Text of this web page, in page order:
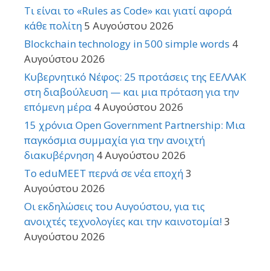
Τι είναι το «Rules as Code» και γιατί αφορά
κάθε πολίτη5 Αυγούστου 2026
Blockchain technology in 500 simple words 4
Αυγούστου 2026
Κυβερνητικό Νέφος: 25 προτάσεις της ΕΕΛΛΑΚ
στη διαβούλευση — και μια πρόταση για την
επόμενη μέρα 4 Αυγούστου 2026
15 χρόνια Open Government Partnership: Μια
παγκόσμια συμμαχία για την ανοιχτή
διακυβέρνηση 4 Αυγούστου 2026
Το eduMEET περνά σε νέα εποχή3
Αυγούστου 2026
Οι εκδηλώσεις του Αυγούστου, για τις
ανοιχτές τεχνολογίες και την καινοτομία!3
Αυγούστου 2026